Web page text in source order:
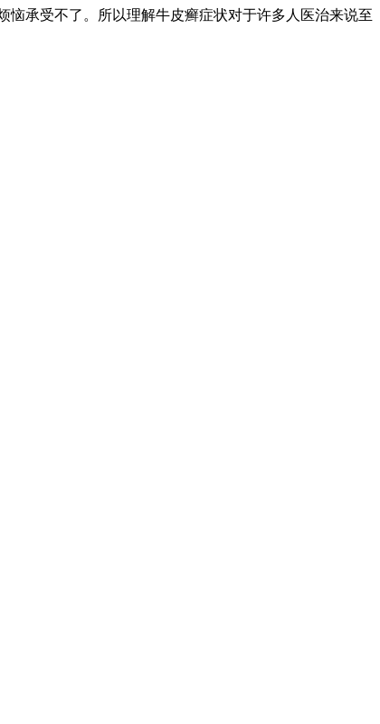
承受不了。所以理解牛皮癣症状对于许多人医治来说至